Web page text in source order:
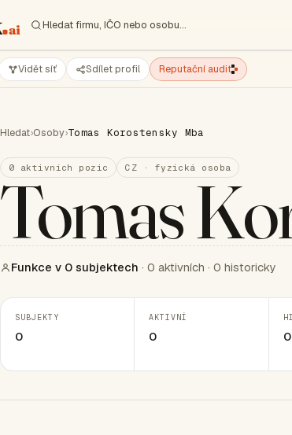
Hledat firmu, IČO nebo osobu…
Vidět síť Sdílet profil Reputační audit
Hledat›Osoby›Tomas Korostensky Mba
0 aktivních pozic CZ · fyzická osoba
Tomas
Funkce v 0 subjektech · 0 aktivních · 0 historicky
SUBJEKTY
0
AKTIVNÍ
0 0